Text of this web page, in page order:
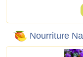
Nourriture